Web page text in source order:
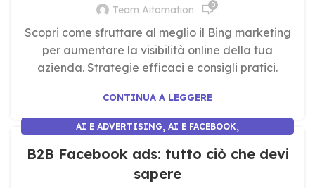
Team Aitomation 0
Scopri come sfruttare al meglio il Bing marketing
per aumentare la visibilità online della tua
azienda. Strategie efficaci e consigli pratici.
CONTINUA A LEGGERE
AI E ADVERTISING, AI E FACEBOOK,
B2B Facebook ads: tutto ciò che devi
sapere